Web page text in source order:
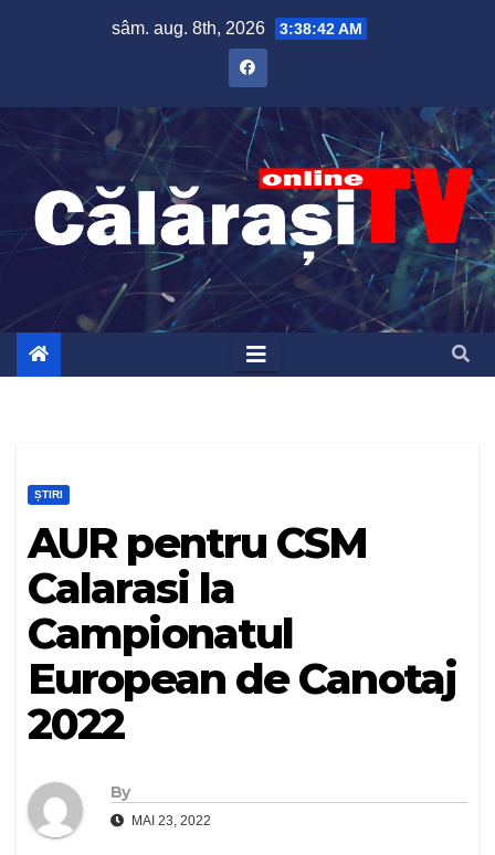
sâm. aug. 8th, 2026 3:38:43 AM
ȘTIRI
AUR pentru CSM
Calarasi la
Campionatul
European de Canotaj
2022
By
MAI 23, 2022